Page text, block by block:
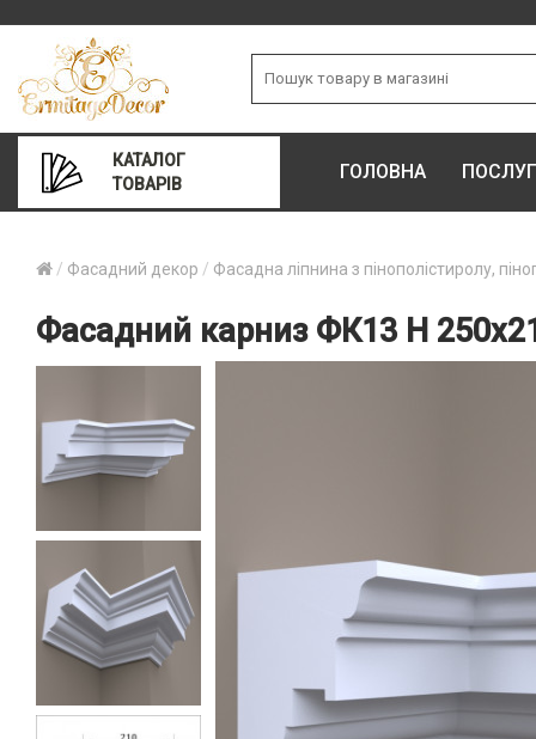
КАТАЛОГ
ТОВАРІВ
ГОЛОВНА
Фасадний декор Фасадна ліпнина з пінополістиролу,
Фасадний карниз ФК13 Н